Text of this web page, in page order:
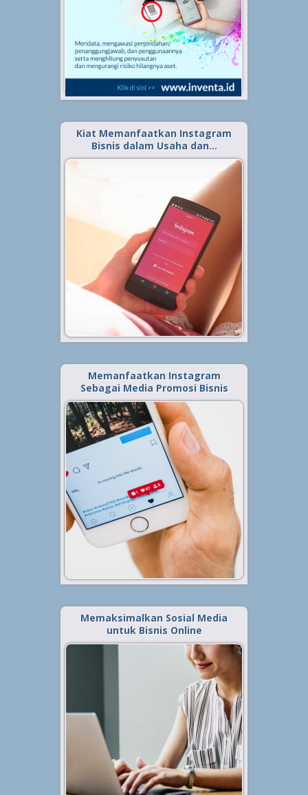
Kiat Memanfaatkan Instagram
Bisnis dalam Usaha dan…
Diterbitkan tanggal 22 Apr 2020, dalam kategori
Dewasa ini ragam akun sosial
media banyak digunakan sebagai
alat untuk mencari uang atau
minimal dijadikan sebagai sarana
penunjang menambah pundi-
pundi penghasilan. Artinya, sosial
media dewasa ini bukan saja
sebatas digunakan sebagai...
Baca Selengkapnya »
Memanfaatkan Instagram
Sebagai Media Promosi Bisnis
Diterbitkan tanggal 2 Jul 2019, dalam kategori
Bisnis
.
Instagram menjadi salah satu
sosial media yang paling banyak
digemari orang saat ini.
Tampilannya yang simple serta
fitur-fiturnya yang menarik,
menjadi salah satu keunggulan
Instagram. Selain itu, Instagram
juga memiliki fitur tambahan...
Baca Selengkapnya »
Memaksimalkan Sosial Media
untuk Bisnis Online
Diterbitkan tanggal 9 Mar 2019, dalam kategori
Tak hanya untuk memudahkan
dalam hal komunikasi, sosial
media belakangan juga digunakan
oleh para pelaku usaha untuk
mengenalkan brand serta
memasarkan produknya.
Ditambah dengan berbagai
macam fitur pada sosial media
yang jika...